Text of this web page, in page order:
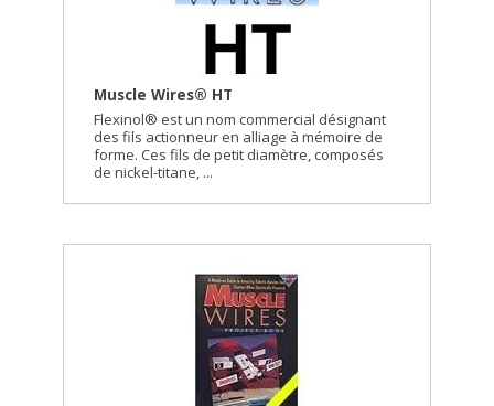
Muscle Wires® HT
Flexinol® est un nom commercial désignant
des fils actionneur en alliage à mémoire de
forme. Ces fils de petit diamètre, composés
de nickel-titane, ...